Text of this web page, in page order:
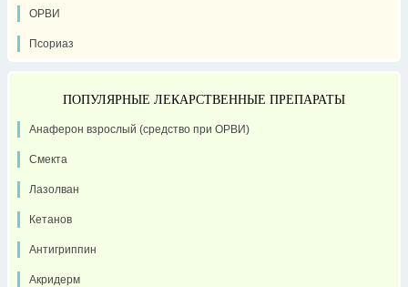
ОРВИ
Псориаз
ПОПУЛЯРНЫЕ ЛЕКАРСТВЕННЫЕ ПРЕПАРАТЫ
Анаферон взрослый (средство при ОРВИ)
Смекта
Лазолван
Кетанов
Антигриппин
Акридерм